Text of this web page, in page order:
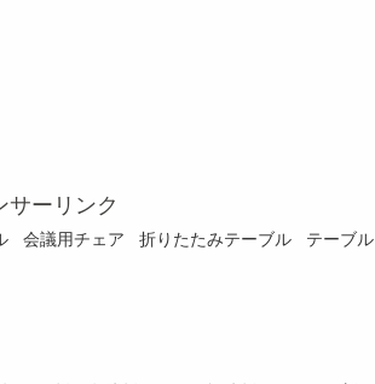
サーリンク
会議用チェア 折りたたみテーブル テーブル